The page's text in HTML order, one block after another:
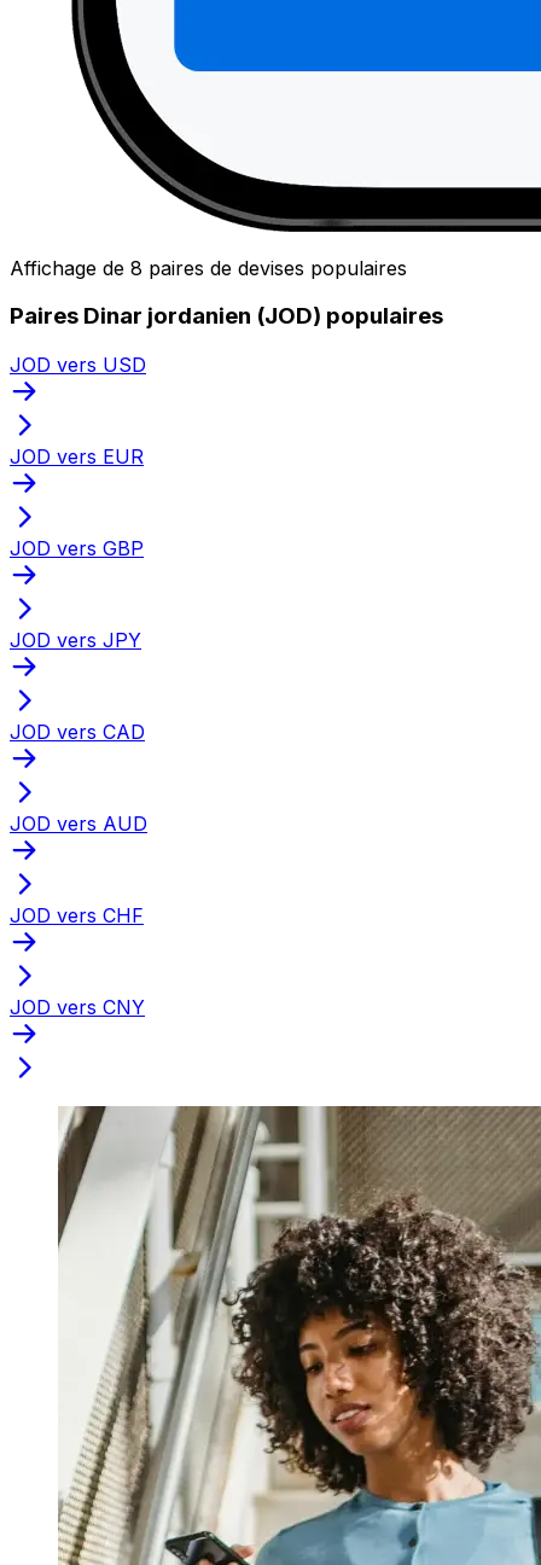
Affichage de 8 paires de devises populaires
Paires Dinar jordanien (JOD) populaires
JOD vers USD
JOD vers EUR
JOD vers GBP
JOD vers JPY
JOD vers CAD
JOD vers AUD
JOD vers CHF
JOD vers CNY